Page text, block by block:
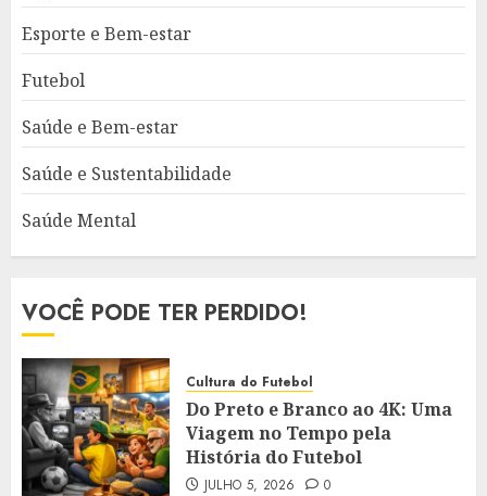
Esporte e Bem-estar
Futebol
Saúde e Bem-estar
Saúde e Sustentabilidade
Saúde Mental
VOCÊ PODE TER PERDIDO!
Cultura do Futebol
Do Preto e Branco ao 4K: Uma
Viagem no Tempo pela
História do Futebol
JULHO 5, 2026 0